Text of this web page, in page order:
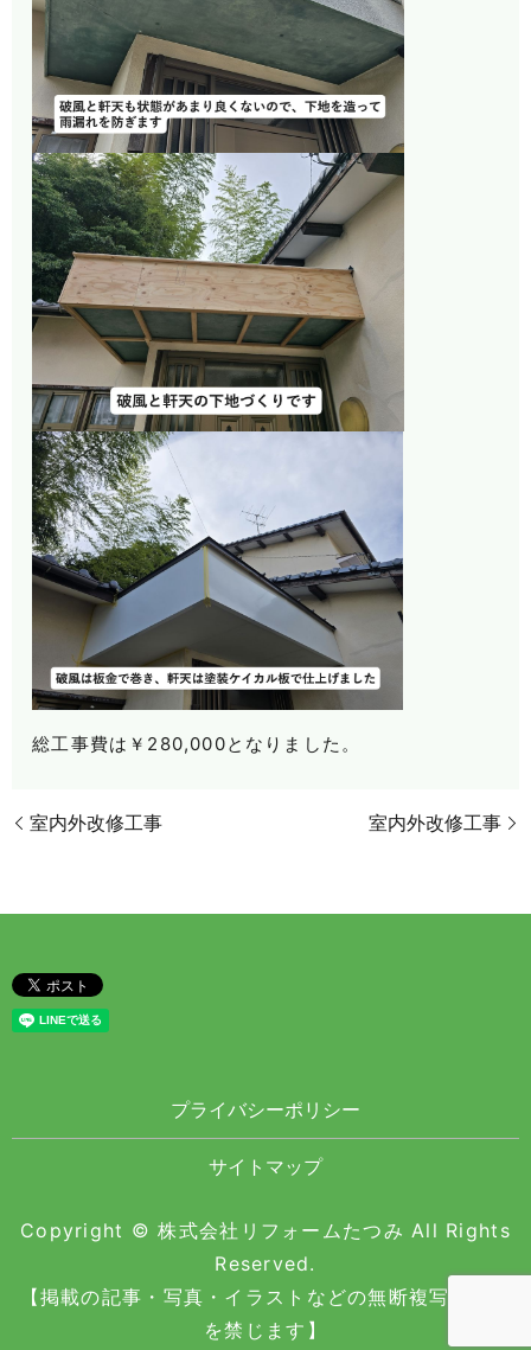
総工事費は￥280,000となりました。
室内外改修工事 室内外改修工事
プライバシーポリシー
サイトマップ
Copyright © 株式会社リフォームたつみ All Rights
Reserved.
【掲載の記事・写真・イラストなどの無断複写・転載
を禁じます】